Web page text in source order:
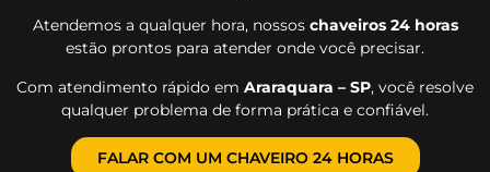
Atendemos a qualquer hora, nossos chaveiros 24 horas
estão prontos para atender onde você precisar.
Com atendimento rápido em Araraquara – SP, você resolve
qualquer problema de forma prática e confiável.
FALAR COM UM CHAVEIRO 24 HORAS